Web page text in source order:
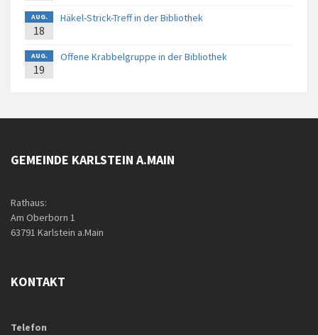
AUG.
18
Häkel-Strick-Treff in der Bibliothek
AUG.
19
Offene Krabbelgruppe in der Bibliothek
GEMEINDE KARLSTEIN A.MAIN
Rathaus:
Am Oberborn 1
63791 Karlstein a.Main
KONTAKT
Telefon